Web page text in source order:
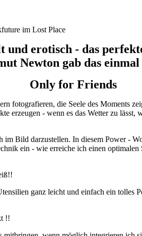
erotisch - das
Newton gab das
Only for Friends
fotografieren, die Seele des Moments
- wenn es das Wetter zu
Bild darzustellen. In diesem Power -
ein - wie erreiche ich einen
ganz leicht und einfach ein tolles
!!